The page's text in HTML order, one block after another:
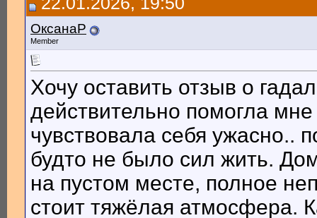
ОксанаР
Member
Хочу оставить отзыв о
действительно помогла
чувствовала себя ужасно..
будто не было сил жить.
на пустом месте, полное
стоит тяжёлая атмосфера.